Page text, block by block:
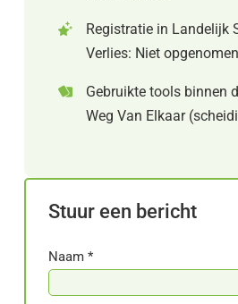
Registratie in Landelijk
Verlies: Niet opgenomen
Gebruikte tools binnen
Weg Van Elkaar
Stuur een bericht
Naam *